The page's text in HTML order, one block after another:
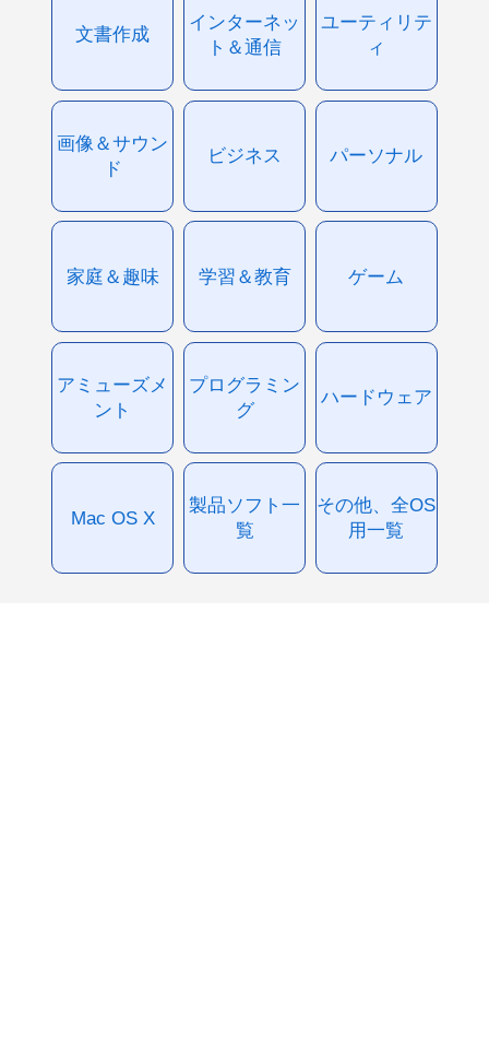
文書作成
インターネッ
ト＆通信
ユーティリテ
ィ
画像＆サウン
ド
ビジネス パーソナル
家庭＆趣味 学習＆教育 ゲーム
アミューズメ
ント
プログラミン
グ
ハードウェア
Mac OS X
製品ソフト一
覧
その他、全OS
用一覧